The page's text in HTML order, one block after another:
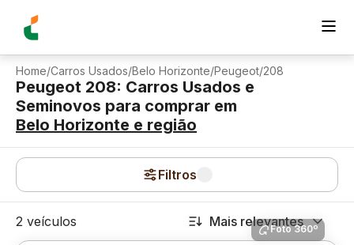
Home/Carros Usados/Belo Horizonte/Peugeot/208
Peugeot 208: Carros Usados e
Seminovos para comprar em
Belo Horizonte e região
Filtros
2 veículos Mais relevantes
Foto 360º